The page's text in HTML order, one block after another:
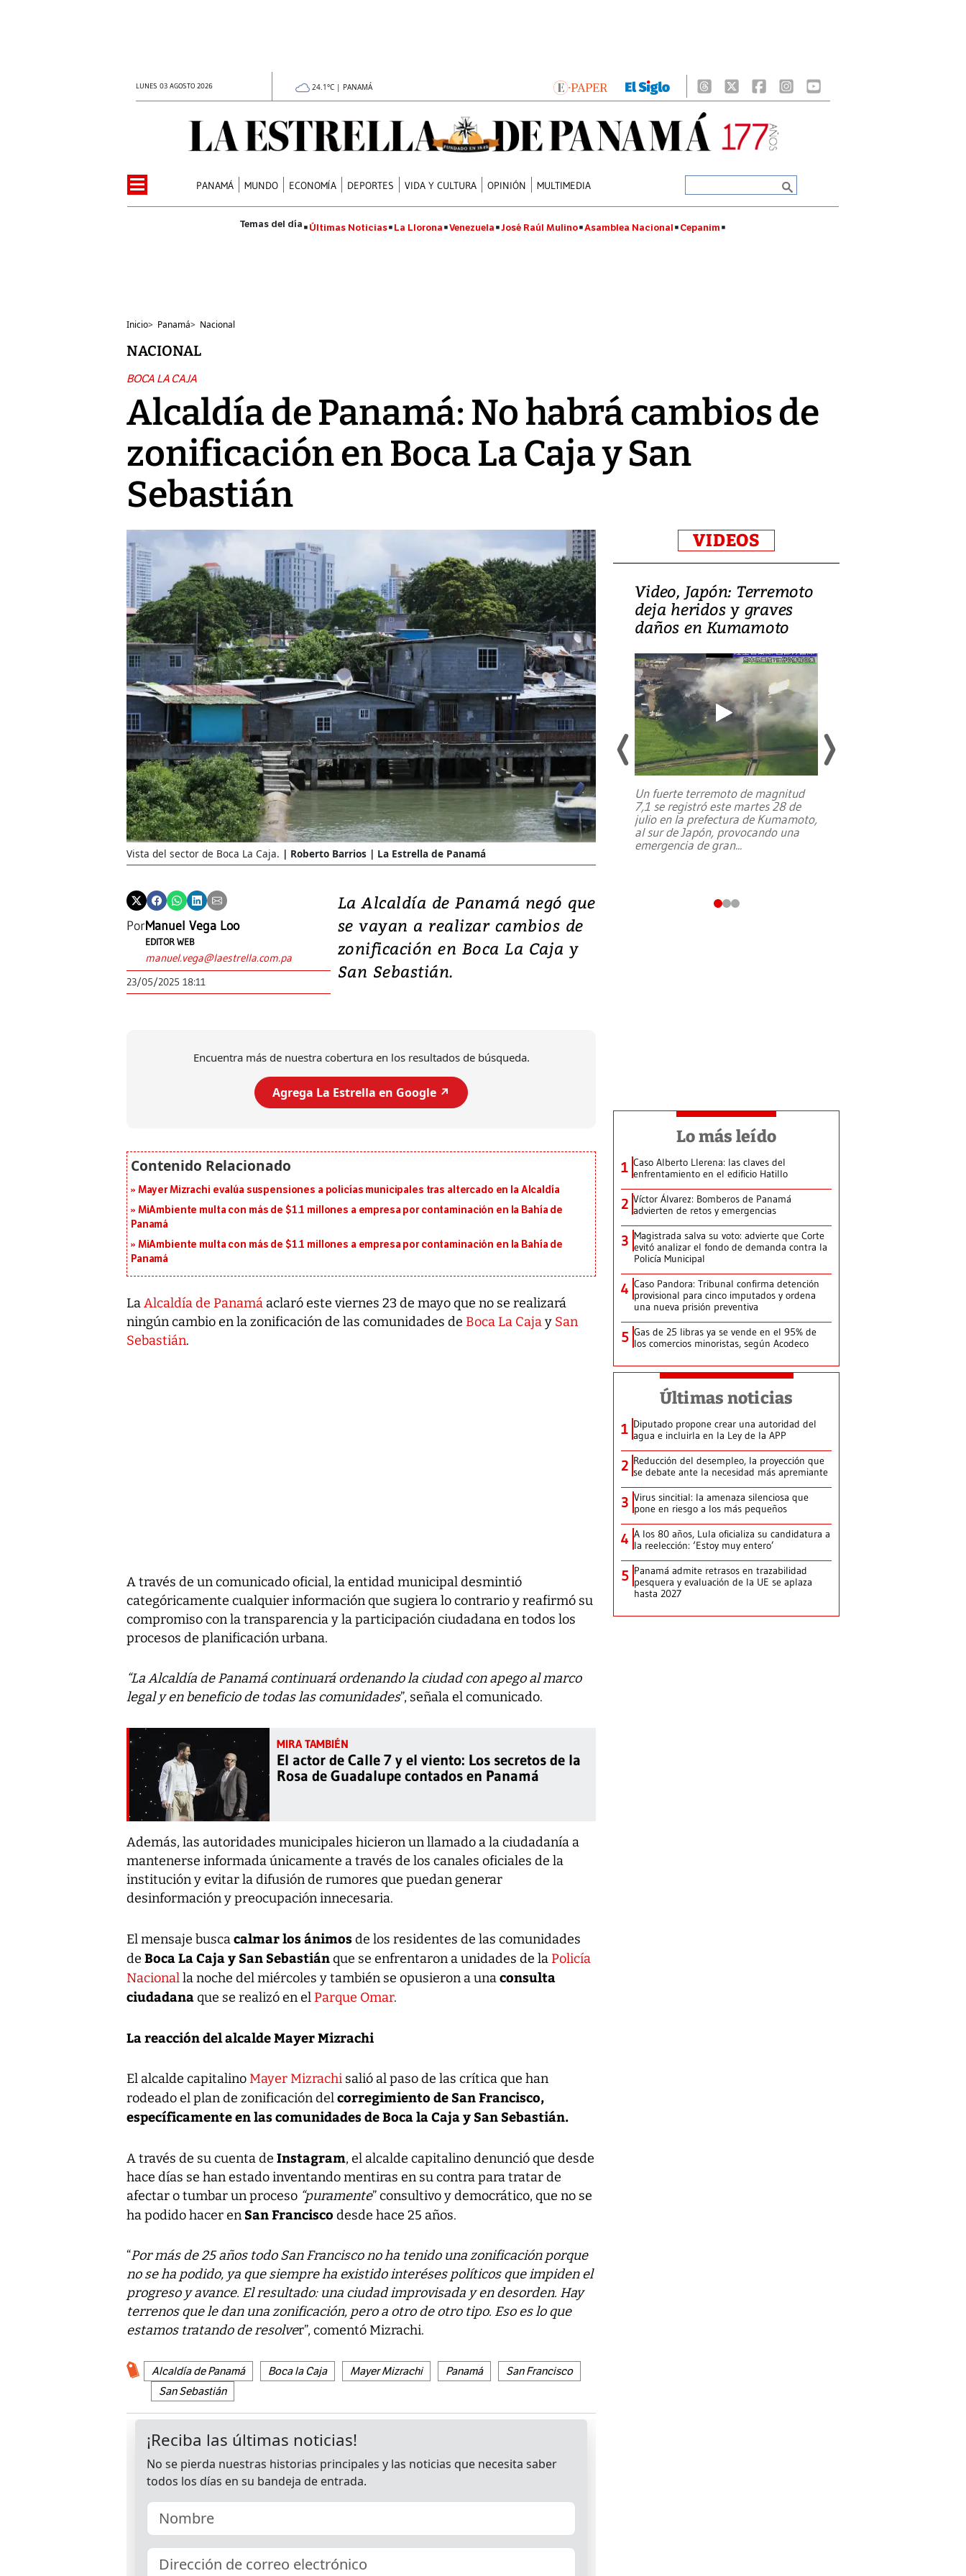
LUNES 03 AGOSTO 2026 24.1°C | PANAMÁ
PANAMÁ MUNDO ECONOMÍA DEPORTES VIDA Y CULTURA OPINIÓN MULTIMEDIA
Últimas Noticias La Llorona Venezuela José Raúl Mulino Asamblea Nacional Cepanim
Inicio> Panamá> Nacional
NACIONAL
BOCA LA CAJA
Alcaldía de Panamá: No habrá cambios de
zonificación en Boca La Caja y San
Sebastián
Vista del sector de Boca La Caja. Roberto Barrios | La Estrella de Panamá
PorManuel Vega Loo
EDITOR WEB
manuel.vega@laestrella.com.pa
23/05/2025 18:11
La Alcaldía de Panamá negó que
se vayan a realizar cambios de
zonificación en Boca La Caja y
San Sebastián.
Encuentra más de nuestra cobertura en los resultados de búsqueda.
Agrega La Estrella en Google ↗️
Mayer Mizrachi evalúa suspensiones a policías municipales tras altercado en la Alcaldía
MiAmbiente multa con más de $1.1 millones a empresa por contaminación en la Bahía de
Panamá
MiAmbiente multa con más de $1.1 millones a empresa por contaminación en la Bahía de
Panamá
LaAlcaldía de Panamá aclaró este viernes 23 de mayo que no se realizará
ningún cambio en la zonificación de las comunidades de Boca La Cajay San
Sebastián.
A través de un comunicado oficial, la entidad municipal desmintió
categóricamente cualquier información que sugiera lo contrario y reafirmó su
compromiso con la transparencia y la participación ciudadana en todos los
procesos de planificación urbana.
“La Alcaldía de Panamá continuará ordenando la ciudad con apego al marco
legal y en beneficio de todas las comunidades”, señala el comunicado.
El actor de Calle 7 y el viento: Los secretos de la
Rosa de Guadalupe contados en Panamá
Además, las autoridades municipales hicieron un llamado a la ciudadanía a
mantenerse informada únicamente a través de los canales oficiales de la
institución y evitar la difusión de rumores que puedan generar
desinformación y preocupación innecesaria.
El mensaje buscacalmar los ánimosde los residentes de las comunidades
de Boca La Caja y San Sebastiánque se enfrentaron a unidades de laPolicía
Nacionalla noche del miércoles y también se opusieron a unaconsulta
ciudadanaque se realizó en elParque Omar.
La reacción del alcalde Mayer Mizrachi
El alcalde capitalinoMayer Mizrachi salió al paso de las crítica que han
rodeado el plan de zonificación delcorregimiento de San Francisco,
específicamente en las comunidades de Boca la Caja y San Sebastián.
A través de su cuenta de Instagram, el alcalde capitalino denunció que desde
hace días se han estado inventando mentiras en su contra para tratar de
afectar o tumbar un proceso “puramente” consultivo y democrático, que no se
ha podido hacer en San Francisco desde hace 25 años.
“Por más de 25 años todo San Francisco no ha tenido una zonificación porque
no se ha podido, ya que siempre ha existido interéses políticos que impiden el
progreso y avance. El resultado: una ciudad improvisada y en desorden. Hay
terrenos que le dan una zonificación, pero a otro de otro tipo. Eso es lo que
estamos tratando de resolver”, comentó Mizrachi.
Alcaldía de Panamá Boca la Caja Mayer Mizrachi Panamá
San Francisco
San Sebastián
VIDEOS
Isidro Carbonell,
director de la Lotería:
‘Vamos a ser más
transparentes, tengan fe
El director de la Lotería Nacional de
Beneficencia habla de la lotería
clandestina, auditorías internas y su
plan para modernizar la institución
Video, Japón: Terremoto
deja heridos y graves
daños en Kumamoto
Un fuerte terremoto de magnitud
7,1 se registró este martes 28 de
julio en la prefectura de Kumamoto,
al sur de Japón, provocando una
emergencia de gran...
Lo más leído
1 Caso Alberto Llerena: las claves del
enfrentamiento en el edificio Hatillo
2 Víctor Álvarez: Bomberos de Panamá
advierten de retos y emergencias
3 Magistrada salva su voto: advierte que Corte
evitó analizar el fondo de demanda contra la
Policía Municipal
4 Caso Pandora: Tribunal confirma detención
provisional para cinco imputados y ordena
una nueva prisión preventiva
5 Gas de 25 libras ya se vende en el 95% de
los comercios minoristas, según Acodeco
Últimas noticias
1 Diputado propone crear una autoridad del
agua e incluirla en la Ley de la APP
2 Reducción del desempleo, la proyección que
se debate ante la necesidad más apremiante
3 Virus sincitial: la amenaza silenciosa que
pone en riesgo a los más pequeños
4 A los 80 años, Lula oficializa su candidatura a
la reelección: ‘Estoy muy entero’
5 Panamá admite retrasos en trazabilidad
pesquera y evaluación de la UE se aplaza
hasta 2027